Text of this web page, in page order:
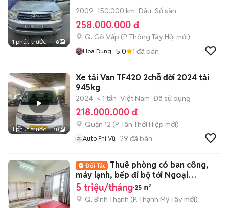
1 phút trước 8
2009 150.000 km Dầu Số sàn
258.000.000 đ
Q. Gò Vấp (P. Thông Tây Hội mới)
Hoa Dung 5.0 1 đã bán
1 phút trước 10
Xe tải Van TF420 2chỗ đời 2024 tải
945kg
2024 < 1 tấn Việt Nam Đã sử dụng
218.000.000 đ
Quận 12 (P. Tân Thới Hiệp mới)
Auto Phi Vũ 29 đã bán
Thuê phòng có ban công,
máy lạnh, bếp đi bộ tới Ngoại
Thương, GTVT
5 triệu/tháng 25 m²
Q. Bình Thạnh (P. Thạnh Mỹ Tây mới)